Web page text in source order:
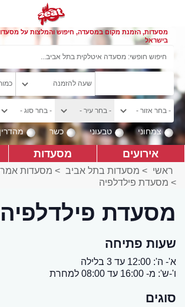
מסעדות, הזמנת מקום במסעדה, חיפוש והמלצות על
בישראל
צמחוני טבעוני כשר מהדרין
אירועים מסעדות
ראשי > מסעדות בתל אביב > מסעדות
> מסעדת פילדלפיה
מסעדת פילדלפיה
שעות פתיחה
א'- ה': 12:00 עד 3 בלילה
ו'-ש': מ- 16:00 עד 08:00 למחרת
סוגים